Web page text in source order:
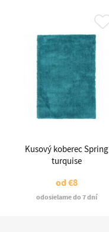
Kusový koberec Spring
turquise
od€8
odosielame do 7 dní